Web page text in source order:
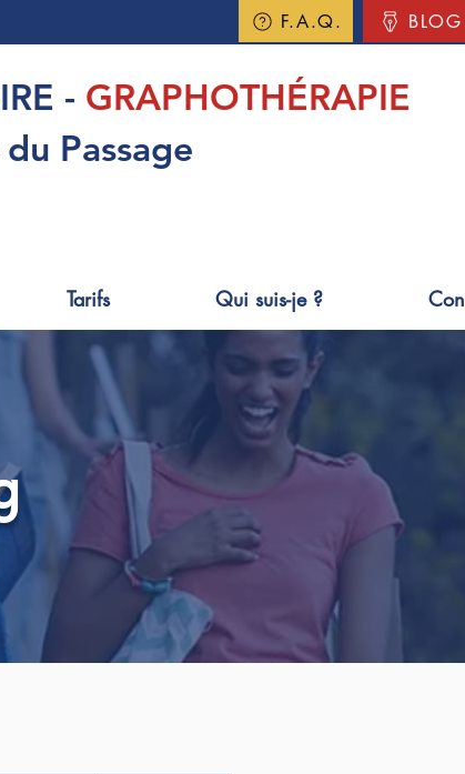
F.A.Q. BLOG
- GRAPHOTHÉRAPIE
Passage
Tarifs Qui suis-je ?